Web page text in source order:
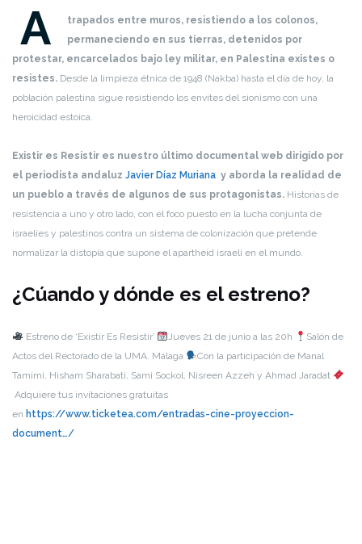
A
trapados entre muros, resistiendo a los colonos,
permaneciendo en sus tierras, detenidos por
protestar, encarcelados bajo ley militar, en Palestina existes o
resistes. Desde la limpieza étnica de 1948 (Nakba) hasta el día de hoy, la
población palestina sigue resistiendo los envites del sionismo con una
heroicidad estoica.
Existir es Resistir es nuestro último documental web dirigido por
el periodista andaluz Javier Díaz Muriana y aborda la realidad de
un pueblo a través de algunos de sus protagonistas. Historias de
resistencia a uno y otro lado, con el foco puesto en la lucha conjunta de
israelíes y palestinos contra un sistema de colonización que pretende
normalizar la distopía que supone el apartheid israelí en el mundo.
¿Cúando y dónde es el estreno?
Estreno de ‘Existir Es Resistir’ Jueves 21 de junio a las 20h
Salón de
Actos del Rectorado de la UMA. Málaga
Con la participación de Manal
Tamimi, Hisham Sharabati, Sami Sockol, Nisreen Azzeh y Ahmad Jaradat
Adquiere tus invitaciones gratuitas
en https://www.ticketea.com/entradas-cine-proyeccion-
document…/